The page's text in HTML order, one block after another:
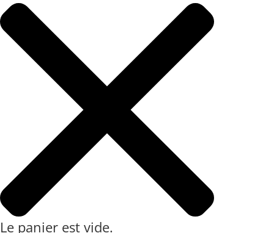
Le panier est vide.